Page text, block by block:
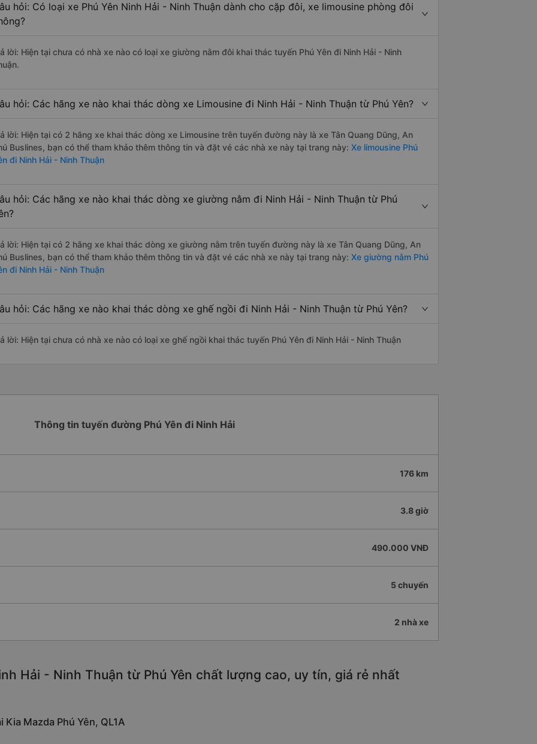
hỏi: Có loại xe Phú Yên Ninh Hải - Ninh Thuận dành cho cặp đôi, xe limousine phòng đôi
lời: Hiện tại chưa có nhà xe nào có loại xe giường nằm đôi khai thác tuyến Phú Yên đi Ninh Hải - Ninh
hỏi: Các hãng xe nào khai thác dòng xe Limousine đi Ninh Hải - Ninh Thuận từ Phú Yên?
lời: Hiện tại có 2 hãng xe khai thác dòng xe Limousine trên tuyến đường này là xe Tân Quang Dũng, An
Buslines, bạn có thể tham khảo thêm thông tin và đặt vé các nhà xe này tại trang này: Xe limousine Phú
đi Ninh Hải - Ninh Thuận
hỏi: Các hãng xe nào khai thác dòng xe giường nằm đi Ninh Hải - Ninh Thuận từ Phú
lời: Hiện tại có 2 hãng xe khai thác dòng xe giường nằm trên tuyến đường này là xe Tân Quang Dũng, An
Buslines, bạn có thể tham khảo thêm thông tin và đặt vé các nhà xe này tại trang này: Xe giường nằm Phú
đi Ninh Hải - Ninh Thuận
hỏi: Các hãng xe nào khai thác dòng xe ghế ngồi đi Ninh Hải - Ninh Thuận từ Phú Yên?
lời: Hiện tại chưa có nhà xe nào có loại xe ghế ngồi khai thác tuyến Phú Yên đi Ninh Hải - Ninh Thuận
Thông tin tuyến đường Phú Yên đi Ninh Hải
176 km
3.8 giờ
490.000 VNĐ
5 chuyến
2 nhà xe
Hải - Ninh Thuận từ Phú Yên chất lượng cao, uy tín, giá rẻ nhất
Kia Mazda Phú Yên, QL1A